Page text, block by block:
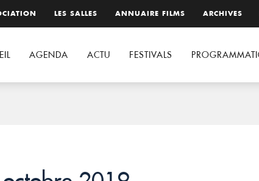
LES SALLES ANNUAIRE FILMS ARCHIVES
AGENDA ACTU FESTIVALS